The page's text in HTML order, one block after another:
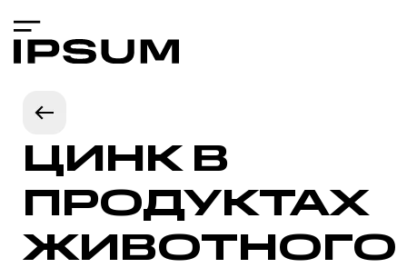
ЦИНК В
ПРОДУКТАХ
ЖИВОТНОГО